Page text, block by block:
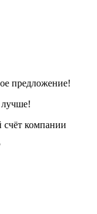
предложение!
счёт компании